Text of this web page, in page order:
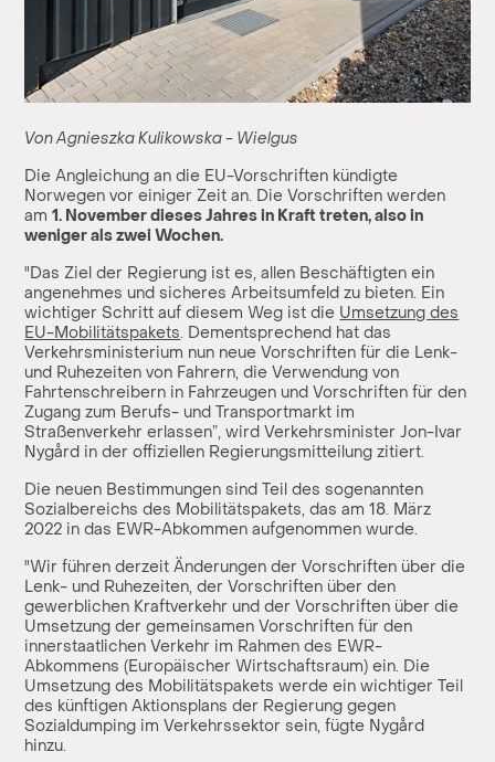
Von Agnieszka Kulikowska - Wielgus
Die Angleichung an die EU-Vorschriften kündigte
Norwegen vor einiger Zeit an. Die Vorschriften werden
am1. November dieses Jahres in Kraft treten, also in
weniger als zwei Wochen.
"Das Ziel der Regierung ist es, allen Beschäftigten ein
angenehmes und sicheres Arbeitsumfeld zu bieten. Ein
wichtiger Schritt auf diesem Weg ist die Umsetzung des
EU-Mobilitätspakets. Dementsprechend hat das
Verkehrsministerium nun neue Vorschriften für die Lenk-
und Ruhezeiten von Fahrern, die Verwendung von
Fahrtenschreibern in Fahrzeugen und Vorschriften für den
Zugang zum Berufs- und Transportmarkt im
Straßenverkehr erlassen”, wird Verkehrsminister Jon-Ivar
Nygård in der offiziellen Regierungsmitteilung zitiert.
Die neuen Bestimmungen sind Teil des sogenannten
Sozialbereichs des Mobilitätspakets, das am 18. März
2022 in das EWR-Abkommen aufgenommen wurde.
"Wir führen derzeit Änderungen der Vorschriften über die
Lenk- und Ruhezeiten, der Vorschriften über den
gewerblichen Kraftverkehr und der Vorschriften über die
Umsetzung der gemeinsamen Vorschriften für den
innerstaatlichen Verkehr im Rahmen des EWR-
Abkommens (Europäischer Wirtschaftsraum) ein. Die
Umsetzung des Mobilitätspakets werde ein wichtiger Teil
des künftigen Aktionsplans der Regierung gegen
Sozialdumping im Verkehrssektor sein, fügte Nygård
hinzu.